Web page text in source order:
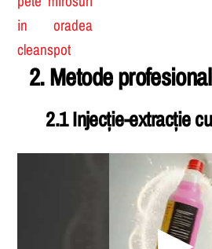
2. Metode
2.1 Injecție-extracție